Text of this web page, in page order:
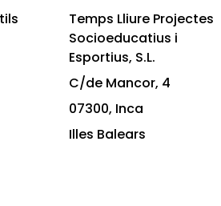
Temps Lliure Projectes
Socioeducatius i
Esportius, S.L.
C/de Mancor, 4
07300, Inca
Illes Balears